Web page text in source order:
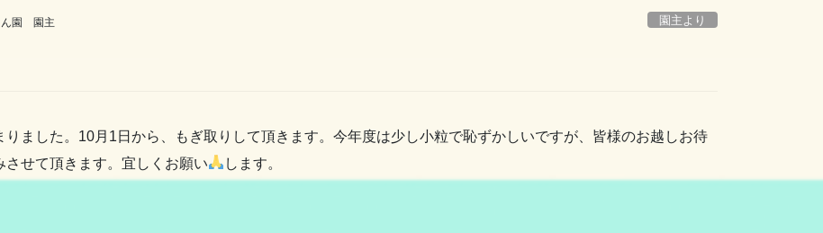
ん園 園主 園主より
ました。10月1日から、もぎ取りして頂きます。今年度は少し小粒で恥ずかしいですが、皆様のお越しお待
せて頂きます。宜しくお願い
します。